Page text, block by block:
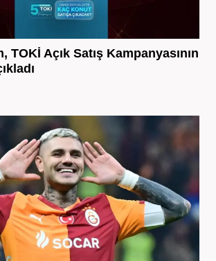
TOKİ Açık Satış Kampanyasının